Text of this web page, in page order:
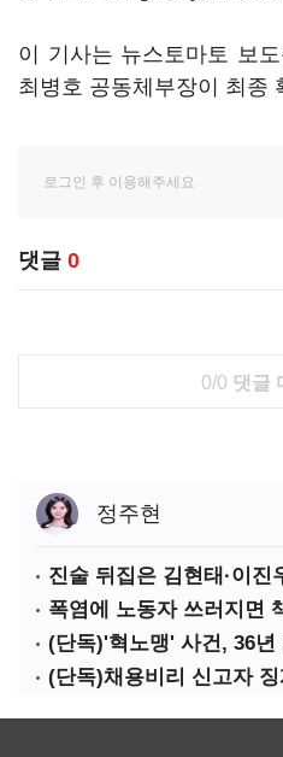
이 기사는 뉴스토마토 보
최병호 공동체부장이 최종
댓글 0
0/0 댓글
정주현